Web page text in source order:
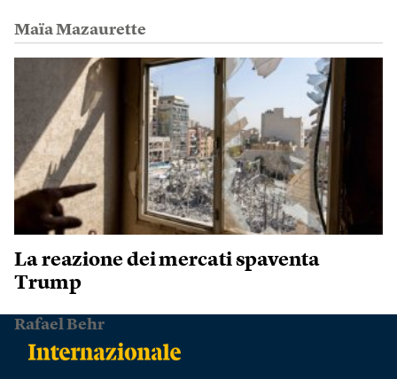
Maïa Mazaurette
La reazione dei mercati spaventa
Trump
Rafael Behr